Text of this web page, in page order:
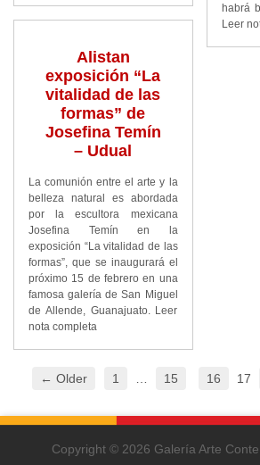
habrá
Leer
Alistan
exposición “La
vitalidad de las
formas” de
Josefina Temín
– Udual
La comunión entre el arte y la
belleza natural es abordada
por la escultora mexicana
Josefina Temín en la
exposición “La vitalidad de las
formas”, que se inaugurará el
próximo 15 de febrero en una
famosa galería de San Miguel
de Allende, Guanajuato. Leer
nota completa
← Older 1 15 16 17
Copyright © 2026 Galería Arte